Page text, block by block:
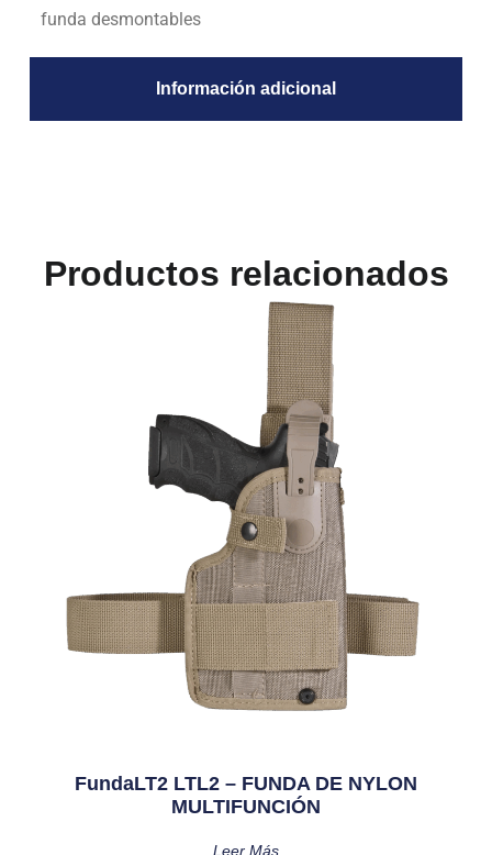
Información adicional
funda desmontables
Productos relacionados
FundaLT2 LTL2 – FUNDA DE NYLON
MULTIFUNCIÓN
Leer Más